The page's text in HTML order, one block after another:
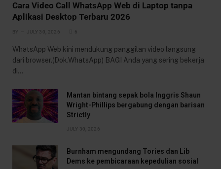
Cara Video Call WhatsApp Web di Laptop tanpa
Aplikasi Desktop Terbaru 2026
BY JULY 30, 2026 6
WhatsApp Web kini mendukung panggilan video langsung
dari browser.(Dok.WhatsApp) BAGI Anda yang sering bekerja
di…
Mantan bintang sepak bola Inggris Shaun
Wright-Phillips bergabung dengan barisan
Strictly
JULY 30, 2026
Burnham mengundang Tories dan Lib
Dems ke pembicaraan kepedulian sosial